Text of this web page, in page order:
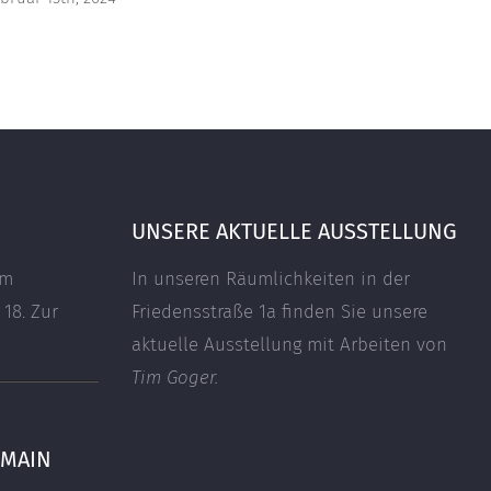
Zur
UNSERE AKTUELLE AUSSTELLUNG
In unseren Räumlichkeiten in der
Friedensstraße 1a finden Sie unsere
aktuelle Ausstellung mit Arbeiten von
Tim Goger.